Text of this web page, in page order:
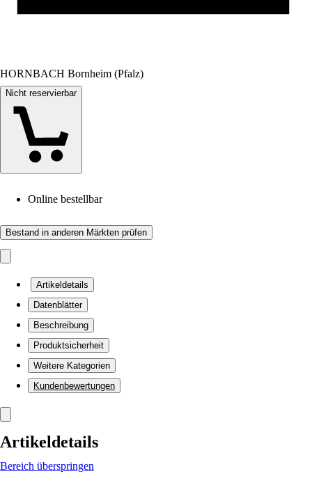
HORNBACH Bornheim (Pfalz)
Nicht reservierbar
Online bestellbar
Bestand in anderen Märkten prüfen
Artikeldetails
Datenblätter
Beschreibung
Produktsicherheit
Weitere Kategorien
Kundenbewertungen
Artikeldetails
Bereich überspringen